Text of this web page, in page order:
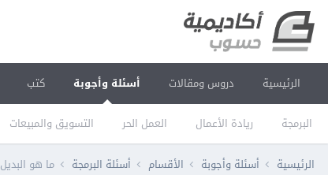
الرئيسية دروس ومقالات أسئلة وأجوبة
البرمجة ريادة الأعمال العمل الحر التسويق والمبيعات
كتب
الرئيسية أسئلة وأجوبة الأقسام أسئلة البرمجة ما هو البديل prompt